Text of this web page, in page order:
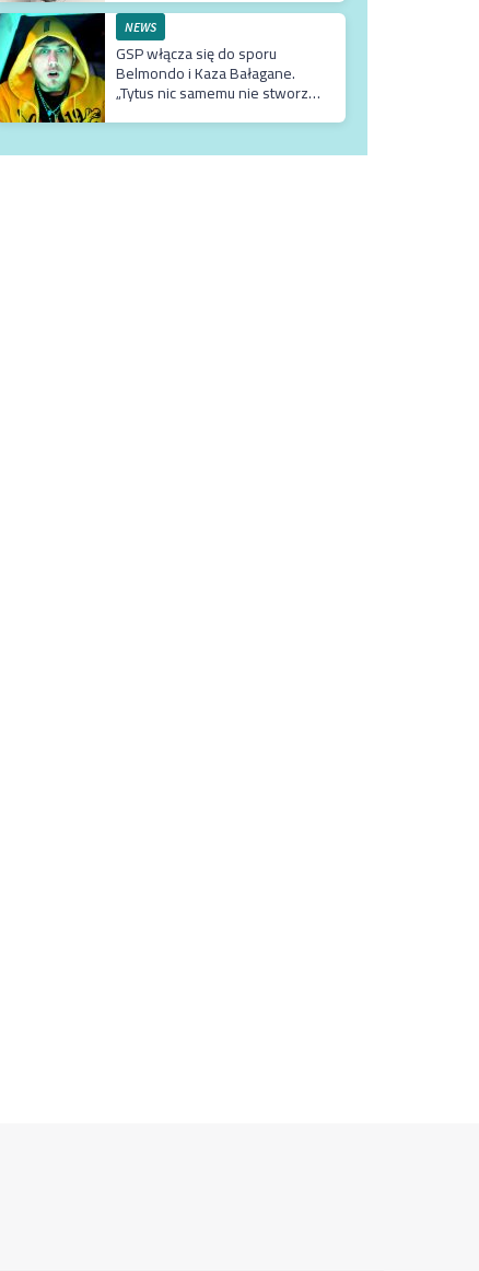
NEWS
GSP włącza się do sporu
Belmondo i Kaza Bałagane.
„Tytus nic samemu nie stworzył.
dzięki matce, która jest
usadowiona w TVN-ie”